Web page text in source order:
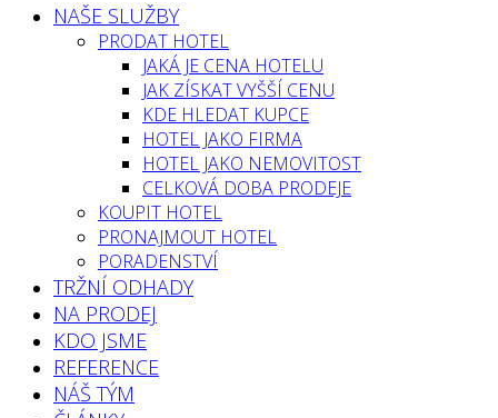
NAŠE SLUŽBY
PRODAT HOTEL
JAKÁ JE CENA HOTELU
JAK ZÍSKAT VYŠŠÍ CENU
KDE HLEDAT KUPCE
HOTEL JAKO FIRMA
HOTEL JAKO NEMOVITOST
CELKOVÁ DOBA PRODEJE
KOUPIT HOTEL
PRONAJMOUT HOTEL
PORADENSTVÍ
TRŽNÍ ODHADY
NA PRODEJ
KDO JSME
REFERENCE
NÁŠ TÝM